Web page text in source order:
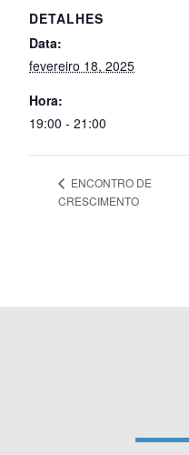
DETALHES
Data:
fevereiro 18, 2025
Hora:
19:00 - 21:00
ENCONTRO DE
CRESCIMENTO